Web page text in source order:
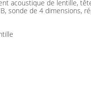
acoustique de lentille,
sonde de 4 dimensions,